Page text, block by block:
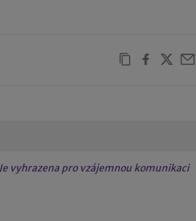
vyhrazena pro vzájemnou komunikaci